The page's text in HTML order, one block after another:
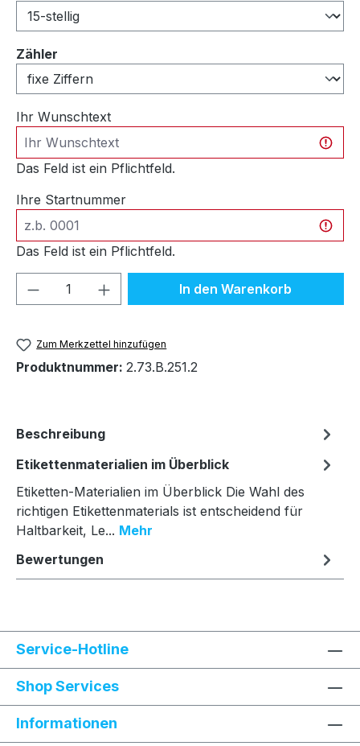
Zähler
Ihr Wunschtext
Das Feld ist ein Pflichtfeld.
Ihre Startnummer
Das Feld ist ein Pflichtfeld.
Produkt Anzahl: Gib denIn den Warenkorb
Zum Merkzettel hinzufügen
Produktnummer: 2.73.B.251.2
Beschreibung
Etikettenmaterialien im Überblick
Etiketten-Materialien im Überblick Die Wahl des
richtigen Etikettenmaterials ist entscheidend für
Haltbarkeit, Le... Mehr
Bewertungen
Service-Hotline
Shop Services
Informationen